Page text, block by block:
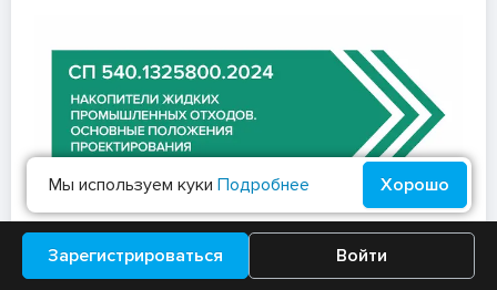
Зарегистрироваться Войти
СП 540.1325800.2024. Накопители жидких
Мы используем куки Подробнее Хорошо